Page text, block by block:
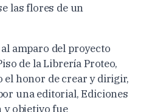
las flores de un
amparo del proyecto
de la Librería Proteo,
el honor de crear y dirigir,
una editorial, Ediciones
y objetivo fue